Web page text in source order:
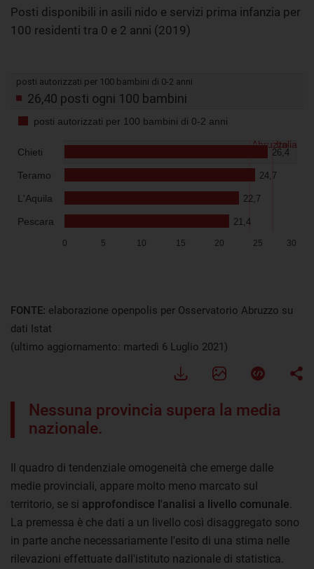
Posti disponibili in asili nido e servizi prima infanzia per
100 residenti tra 0 e 2 anni (2019)
FONTE: elaborazione openpolis per Osservatorio Abruzzo su
dati Istat
(ultimo aggiornamento: martedì 6 Luglio 2021)
Nessuna provincia supera la media
nazionale.
Il quadro di tendenziale omogeneità che emerge dalle
medie provinciali, appare molto meno marcato sul
territorio, se si approfondisce l'analisi a livello comunale
La premessa è che dati a un livello così disaggregato sono
in parte anche necessariamente l'esito di una stima nelle
rilevazioni effettuate dall'istituto nazionale di statistica.